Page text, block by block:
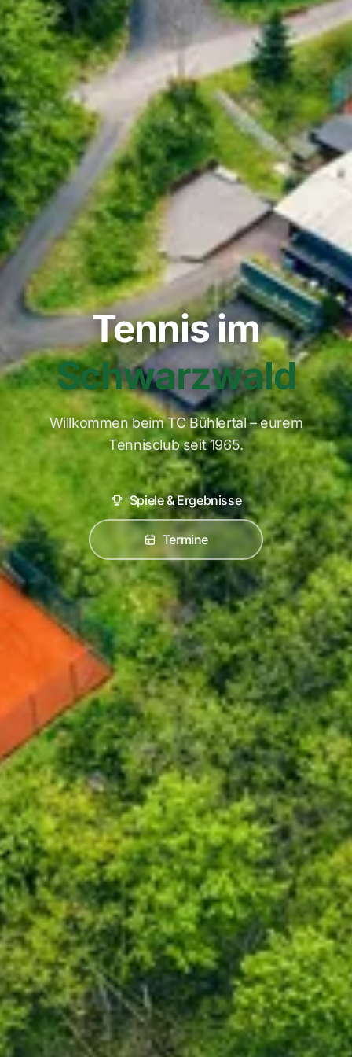
Tennis im
Schwarzwald
Willkommen beim TC Bühlertal – eurem
Tennisclub seit 1965.
Spiele & Ergebnisse
Termine